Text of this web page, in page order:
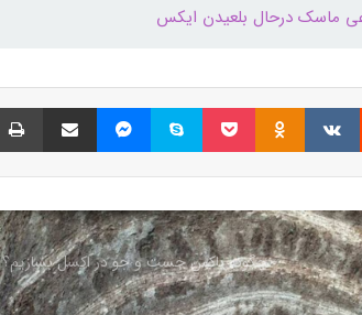
ماسک درحال بلعیدن ایکس
Reddit
VKontakte
Odnoklassniki پاکت اسکایپ مسنجر اشتراک گذاری با ایمیل
گیمرها، محتواسازان و کسب‌وکارها
کم‌درآمد ارائه می‌شود
چگونه باکس جست و جو در اکسل بسازیم؟